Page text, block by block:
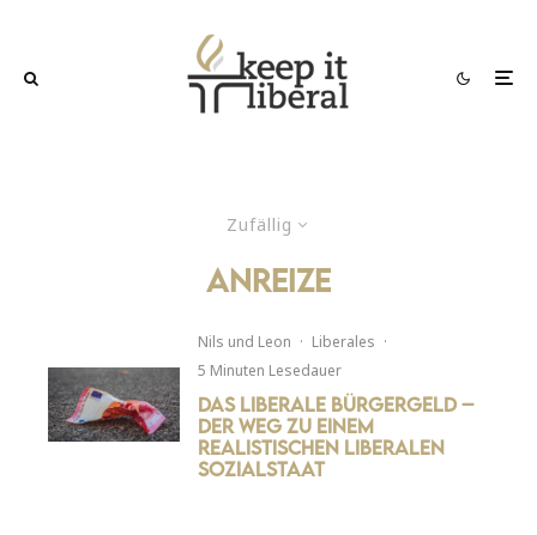
Zufällig
Anreize
Nils und Leon · Liberales ·
5 Minuten Lesedauer
Das liberale Bürgergeld –
Der Weg zu einem
realistischen liberalen
Sozialstaat